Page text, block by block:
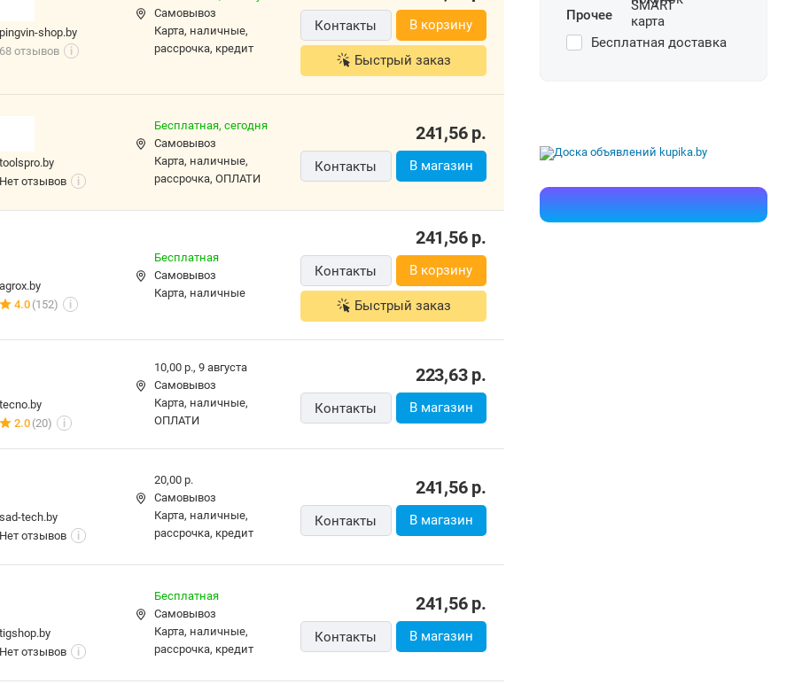
pingvin-shop.by
68 отзывов
i
Самовывоз
карта, наличные,
рассрочка, кредит
Контакты В корзину
Быстрый заказ
toolspro.by
Нет отзывов
i
Бесплатная, сегодня
Самовывоз
карта, наличные,
рассрочка, ОПЛАТИ
241,56р.
Контакты В магазин
agrox.by
4.0 (152) i
Бесплатная
Самовывоз
карта, наличные
241,56р.
Контакты В корзину
Быстрый заказ
tecno.by
2.0 (20) i
10,00 р., 9 августа
Самовывоз
карта, наличные,
ОПЛАТИ
223,63р.
Контакты В магазин
sad-tech.by
Нет отзывов
i
20,00 р.
Самовывоз
карта, наличные,
рассрочка, кредит
241,56р.
Контакты В магазин
tigshop.by
Нет отзывов
i
Бесплатная
Самовывоз
карта, наличные,
рассрочка, кредит
241,56р.
Контакты В магазин
Прочее
Бесплатная доставка